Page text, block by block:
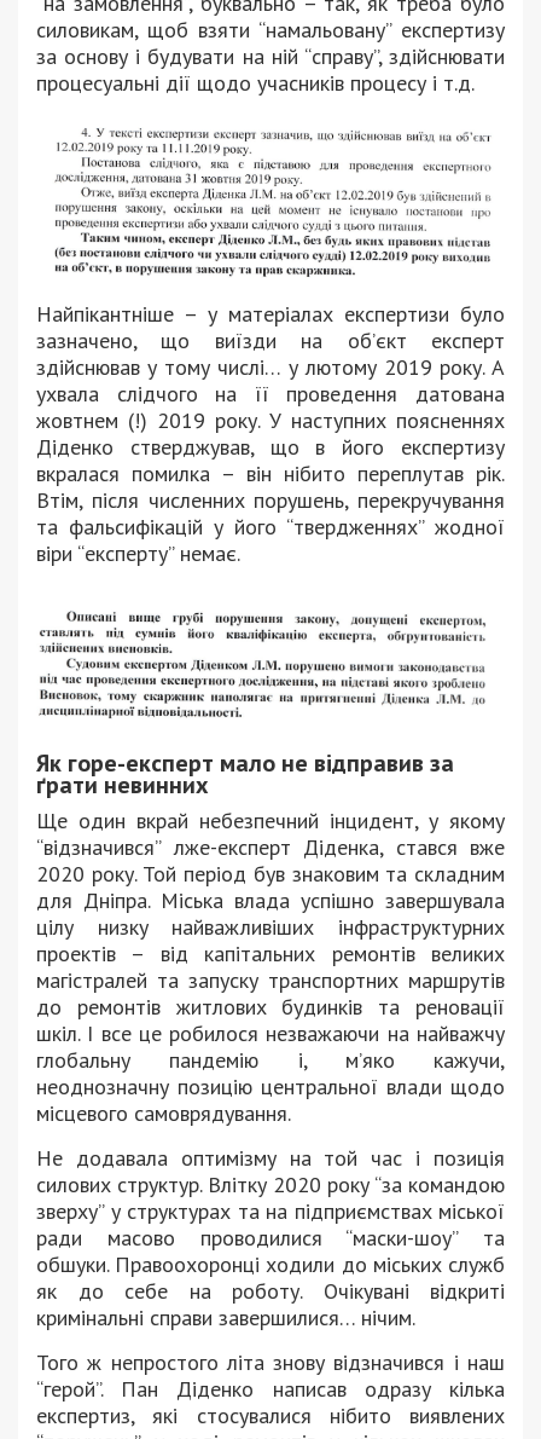
силовикам, щоб взяти “намальовану” експертизу
за основу і будувати на ній “справу”, здійснювати
процесуальні дії щодо учасників процесу і т.д.
Найпікантніше – у матеріалах експертизи було
зазначено, що виїзди на об’єкт експерт
здійснював у тому числі… у лютому 2019 року. А
ухвала слідчого на її проведення датована
жовтнем (!) 2019 року. У наступних поясненнях
Діденко стверджував, що в його експертизу
вкралася помилка – він нібито переплутав рік.
Втім, після численних порушень, перекручування
та фальсифікацій у його “твердженнях” жодної
віри “експерту” немає.
Як горе-експерт мало не відправив за
ґрати невинних
Ще один вкрай небезпечний інцидент, у якому
“відзначився” лже-експерт Діденка, стався вже
2020 року. Той період був знаковим та складним
для Дніпра. Міська влада успішно завершувала
цілу низку найважливіших інфраструктурних
проектів – від капітальних ремонтів великих
магістралей та запуску транспортних маршрутів
до ремонтів житлових будинків та реновації
шкіл. І все це робилося незважаючи на найважчу
глобальну пандемію і, м’яко кажучи,
неоднозначну позицію центральної влади щодо
місцевого самоврядування.
Не додавала оптимізму на той час і позиція
силових структур. Влітку 2020 року “за командою
зверху” у структурах та на підприємствах міської
ради масово проводилися “маски-шоу” та
обшуки. Правоохоронці ходили до міських служб
як до себе на роботу. Очікувані відкриті
кримінальні справи завершилися… нічим.
Того ж непростого літа знову відзначився і наш
“герой”. Пан Діденко написав одразу кілька
експертиз, які стосувалися нібито виявлених